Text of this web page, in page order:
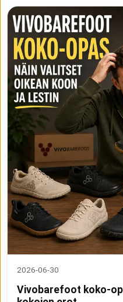
2026-06-30
Vivobarefoot koko-